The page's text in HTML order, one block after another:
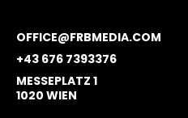
OFFICE@FRBMEDIA.COM
+43 676 7393376
MESSEPLATZ 1
1020 WIEN